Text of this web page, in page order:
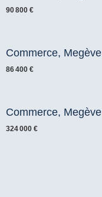
90 800 €
Commerce, Megève
86 400 €
Commerce, Megève
324 000 €